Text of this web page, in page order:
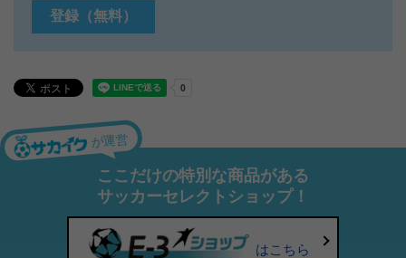
が運営
ここだけの特別な商品がある
サッカーセレクトショップ！
はこちら